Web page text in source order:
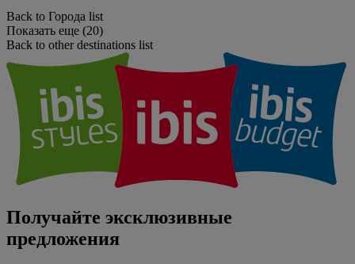
Back to Города list
Показать еще (20)
Back to other destinations list
Получайте эксклюзивные
предложения